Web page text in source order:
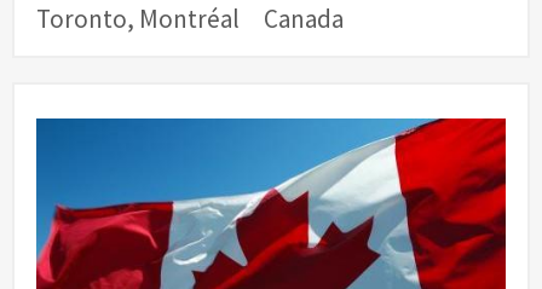
Toronto, Montréal Canada